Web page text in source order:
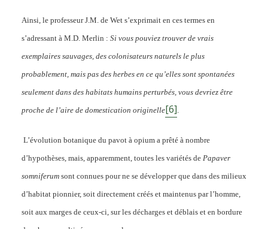
Ainsi, le professeur J.M. de Wet s’exprimait en ces termes en
s’adressant à M.D. Merlin : Si vous pouviez trouver de vrais
exemplaires sauvages, des colonisateurs naturels le plus
probablement, mais pas des herbes en ce qu’elles sont spontanées
seulement dans des habitats humains perturbés, vous devriez être
proche de l’aire de domestication originelle[6].
L’évolution botanique du pavot à opium a prêté à nombre
d’hypothèses, mais, apparemment, toutes les variétés de Papaver
somniferumsont connues pour ne se développer que dans des milieux
d’habitat pionnier, soit directement créés et maintenus par l’homme,
soit aux marges de ceux-ci, sur les décharges et déblais et en bordure